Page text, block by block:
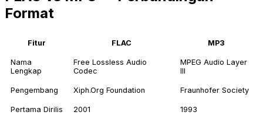
Format
Fitur FLAC MP3
Nama
Lengkap
Free Lossless Audio
Codec
MPEG Audio Layer
III
Pengembang Xiph.Org Foundation Fraunhofer Society
Pertama Dirilis 2001 1993